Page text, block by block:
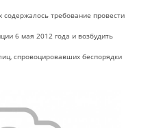
требование провести
6 мая 2012 года и возбудить
спровоцировавших беспорядки